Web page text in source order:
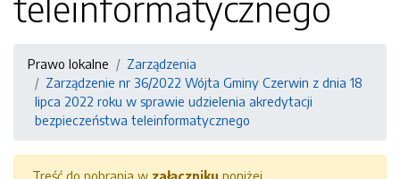
Prawo lokalne
Zarządzenia
Zarządzenie nr 36/2022 Wójta Gminy Czerwin z dnia 18
lipca 2022 roku w sprawie udzielenia akredytacji
bezpieczeństwa teleinformatycznego
Treść do pobrania w załączniku poniżej.